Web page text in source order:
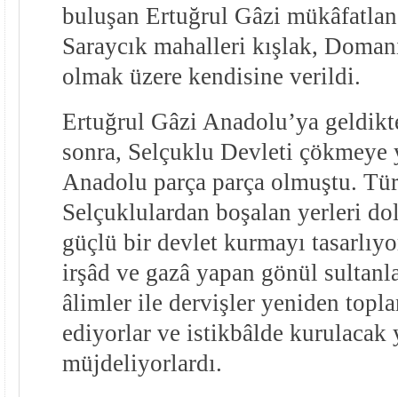
buluşan Ertuğrul Gâzi
Saraycık mahalleri kışlak,
olmak üzere kendisine verildi.
Ertuğrul Gâzi Anadolu’ya
sonra, Selçuklu Devleti çökmeye
Anadolu parça parça olmuştu.
Selçuklulardan boşalan yerleri
güçlü bir devlet kurmayı
irşâd ve gazâ yapan gönül
âlimler ile dervişler yeniden
ediyorlar ve istikbâlde
müjdeliyorlardı.